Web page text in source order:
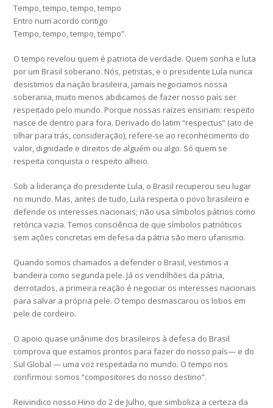
Tempo, tempo, tempo, tempo
Entro num acordo contigo
Tempo, tempo, tempo, tempo”.
O tempo revelou quem é patriota de verdade. Quem sonha e luta
por um Brasil soberano. Nós, petistas, e o presidente Lula nunca
desistimos da nação brasileira, jamais negociamos nossa
soberania, muito menos abdicamos de fazer nosso país ser
respeitado pelo mundo. Porque nossas raízes ensinam: respeito
nasce de dentro para fora. Derivado do latim “respectus” (ato de
olhar para trás, consideração), refere-se ao reconhecimento do
valor, dignidade e direitos de alguém ou algo. Só quem se
respeita conquista o respeito alheio.
Sob a liderança do presidente Lula, o Brasil recuperou seu lugar
no mundo. Mas, antes de tudo, Lula respeita o povo brasileiro e
defende os interesses nacionais; não usa símbolos pátrios como
retórica vazia. Temos consciência de que símbolos patrióticos
sem ações concretas em defesa da pátria são mero ufanismo.
Quando somos chamados a defender o Brasil, vestimos a
bandeira como segunda pele. Já os vendilhões da pátria,
derrotados, a primeira reação é negociar os interesses nacionais
para salvar a própria pele. O tempo desmascarou os lobos em
pele de cordeiro.
O apoio quase unânime dos brasileiros à defesa do Brasil
comprova que estamos prontos para fazer do nosso país— e do
Sul Global — uma voz respeitada no mundo. O tempo nos
confirmou: somos “compositores do nosso destino”.
Reivindico nosso Hino do 2 de Julho, que simboliza a certeza da